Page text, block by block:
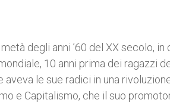
degli anni ’60 del XX secolo, in
10 anni prima dei ragazzi
le sue radici in una
e Capitalismo, che il suo